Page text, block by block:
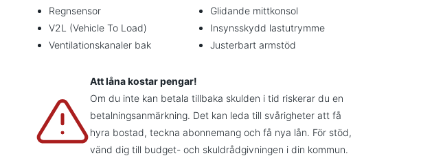
Regnsensor
V2L (Vehicle To Load)
Ventilationskanaler bak
Glidande mittkonsol
Insynsskydd lastutrymme
Justerbart armstöd
Att låna kostar pengar!
Om du inte kan betala tillbaka skulden i tid riskerar du en
betalningsanmärkning. Det kan leda till svårigheter att få
hyra bostad, teckna abonnemang och få nya lån. För stöd,
vänd dig till budget- och skuldrådgivningen i din kommun.